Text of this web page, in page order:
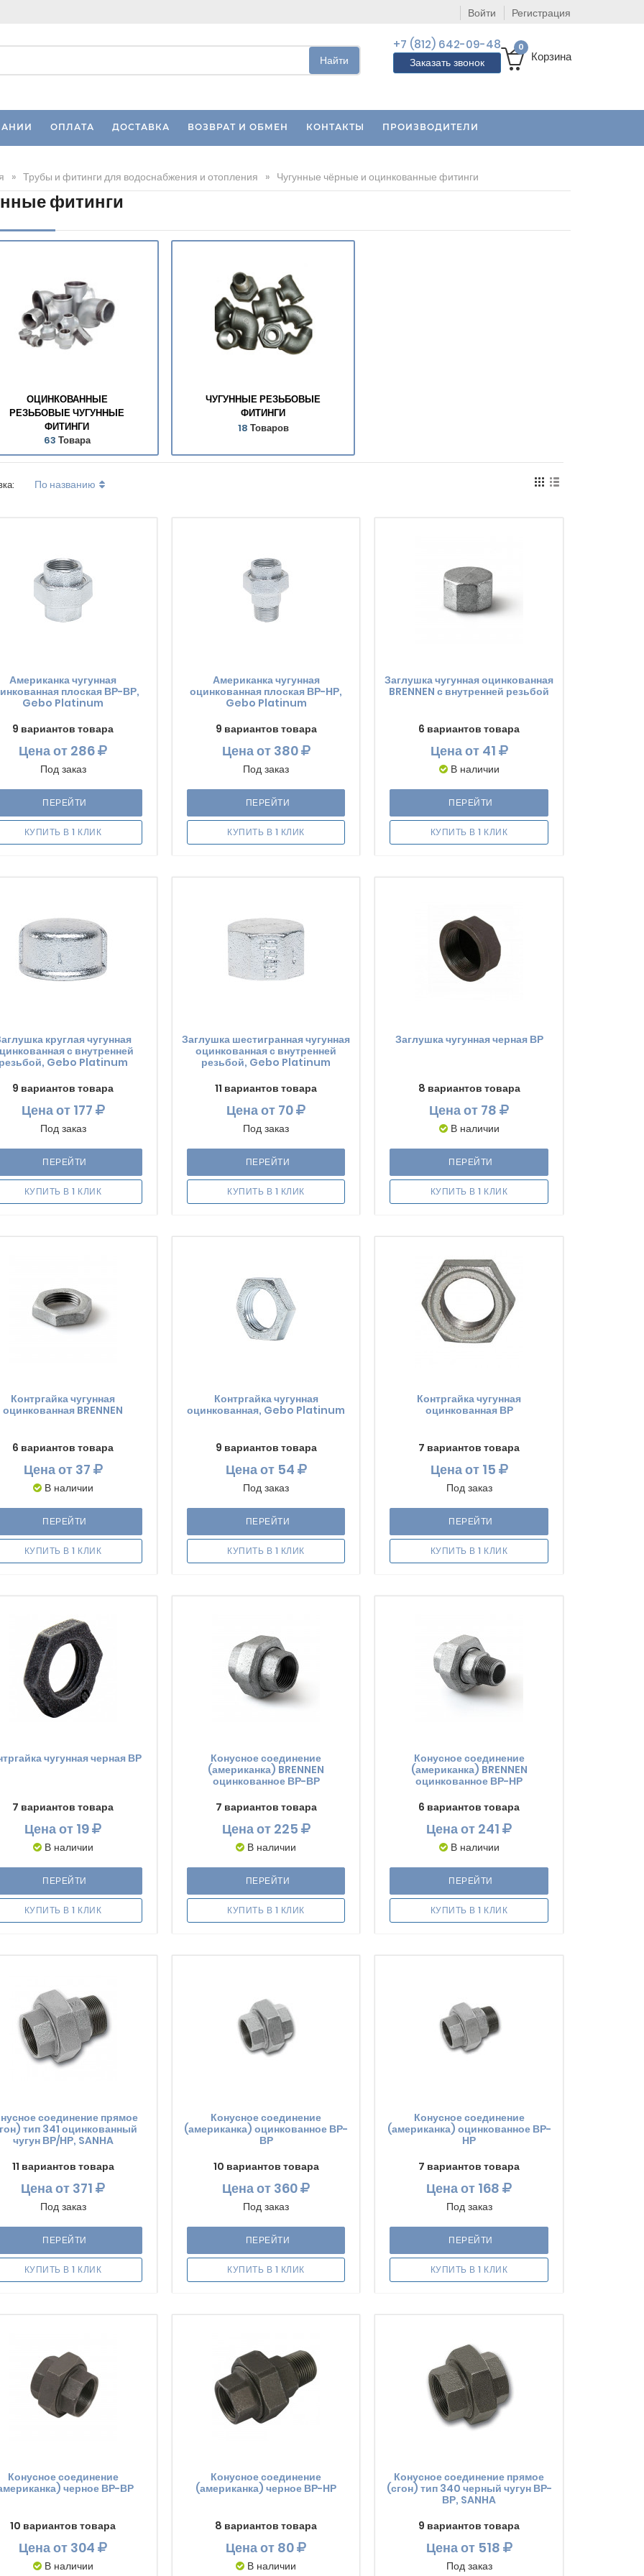
Войти Регистрация
Найти
+7 (812) 642-09-48
Заказать звонок
0
Корзина
ОПЛАТА ДОСТАВКА ВОЗВРАТ И ОБМЕН КОНТАКТЫ ПРОИЗВОДИТЕЛИ
» Трубы и фитинги для водоснабжения и отопления » Чугунные чёрные и оцинкованные фитинги
фитинги
ОЦИНКОВАННЫЕ
РЕЗЬБОВЫЕ ЧУГУННЫЕ
ФИТИНГИ
63 Товара
ЧУГУННЫЕ РЕЗЬБОВЫЕ
ФИТИНГИ
18 Товаров
По названию
Американка чугунная
плоская ВР-ВР,
Gebo Platinum
9 вариантов товара
Ценаот 286
Под заказ
ПЕРЕЙТИ
КУПИТЬ В 1 КЛИК
Американка чугунная
оцинкованная плоская ВР-НР,
Gebo Platinum
9 вариантов товара
Ценаот 380
Под заказ
ПЕРЕЙТИ
КУПИТЬ В 1 КЛИК
Заглушка чугунная оцинкованная
BRENNEN с внутренней резьбой
6 вариантов товара
Ценаот 41
В наличии
ПЕРЕЙТИ
КУПИТЬ В 1 КЛИК
круглая чугунная
с внутренней
Gebo Platinum
9 вариантов товара
Ценаот 177
Под заказ
ПЕРЕЙТИ
КУПИТЬ В 1 КЛИК
Заглушка шестигранная чугунная
оцинкованная с внутренней
резьбой, Gebo Platinum
11 вариантов товара
Ценаот 70
Под заказ
ПЕРЕЙТИ
КУПИТЬ В 1 КЛИК
Заглушка чугунная черная ВР
8 вариантов товара
Ценаот 78
В наличии
ПЕРЕЙТИ
КУПИТЬ В 1 КЛИК
Контргайка чугунная
оцинкованная BRENNEN
6 вариантов товара
Ценаот 37
В наличии
ПЕРЕЙТИ
КУПИТЬ В 1 КЛИК
Контргайка чугунная
оцинкованная, Gebo Platinum
9 вариантов товара
Ценаот 54
Под заказ
ПЕРЕЙТИ
КУПИТЬ В 1 КЛИК
Контргайка чугунная
оцинкованная ВР
7 вариантов товара
Ценаот 15
Под заказ
ПЕРЕЙТИ
КУПИТЬ В 1 КЛИК
чугунная черная ВР
7 вариантов товара
Ценаот 19
В наличии
ПЕРЕЙТИ
КУПИТЬ В 1 КЛИК
Конусное соединение
(американка) BRENNEN
оцинкованное ВР-ВР
7 вариантов товара
Ценаот 225
В наличии
ПЕРЕЙТИ
КУПИТЬ В 1 КЛИК
Конусное соединение
(американка) BRENNEN
оцинкованное ВР-НР
6 вариантов товара
Ценаот 241
В наличии
ПЕРЕЙТИ
КУПИТЬ В 1 КЛИК
соединение прямое
тип 341 оцинкованный
чугун ВР/НР, SANHA
11 вариантов товара
Ценаот 371
Под заказ
ПЕРЕЙТИ
КУПИТЬ В 1 КЛИК
Конусное соединение
(американка) оцинкованное ВР-
ВР
10 вариантов товара
Ценаот 360
Под заказ
ПЕРЕЙТИ
КУПИТЬ В 1 КЛИК
Конусное соединение
(американка) оцинкованное ВР-
НР
7 вариантов товара
Ценаот 168
Под заказ
ПЕРЕЙТИ
КУПИТЬ В 1 КЛИК
Конусное соединение
черное ВР-ВР
10 вариантов товара
Ценаот 304
В наличии
Конусное соединение
(американка) черное ВР-НР
8 вариантов товара
Ценаот 80
В наличии
Конусное соединение прямое
(сгон) тип 340 черный чугун ВР-
ВР, SANHA
9 вариантов товара
Ценаот 518
Под заказ